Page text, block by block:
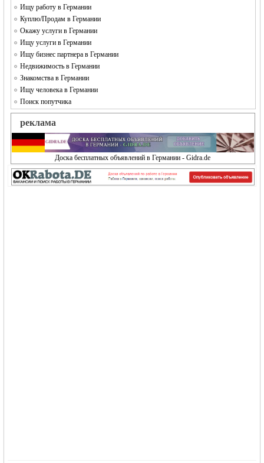
Ищу работу в Германии
Куплю/Продам в Германии
Окажу услуги в Германии
Ищу услуги в Германии
Ищу бизнес партнера в Германии
Недвижимость в Германии
Знакомства в Германии
Ищу человека в Германии
Поиск попутчика
реклама
Доска бесплатных объявлений в Германии - Gidra.de